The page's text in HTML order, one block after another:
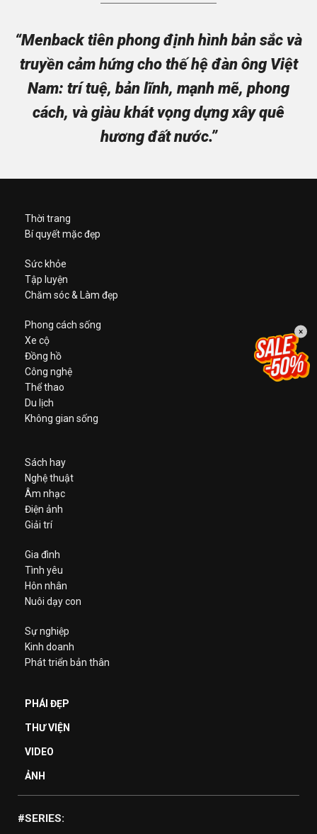
“Menback tiên phong định hình bản sắc và
truyền cảm hứng cho thế hệ đàn ông Việt
Nam: trí tuệ, bản lĩnh, mạnh mẽ, phong
cách, và giàu khát vọng dựng xây quê
hương đất nước.”
Thời trang
Bí quyết mặc đẹp
Sức khỏe
Tập luyện
Chăm sóc & Làm đẹp
Phong cách sống
Xe cộ
Đồng hồ
Công nghệ
Thể thao
Du lịch
Không gian sống
Sách hay
Nghệ thuật
Âm nhạc
Điện ảnh
Giải trí
Gia đình
Tình yêu
Hôn nhân
Nuôi dạy con
Sự nghiệp
Kinh doanh
Phát triển bản thân
PHÁI ĐẸP
THƯ VIỆN
VIDEO
ẢNH
#SERIES:
×